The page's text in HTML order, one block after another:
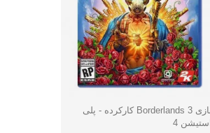
دوست داشتنبازی Borderlands 3 کارکرده - پلی
استیشن 4